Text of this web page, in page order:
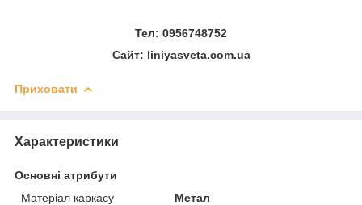
Тел: 0956748752
Сайт: liniyasveta.com.ua
Приховати
Характеристики
Основні атрибути
Матеріал каркасу
Метал